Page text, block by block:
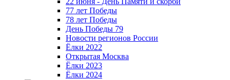
77 лет Победы
78 лет Победы
День Победы 79
Новости регионов России
Ёлки 2022
Открытая Москва
Ёлки 2023
Ёлки 2024